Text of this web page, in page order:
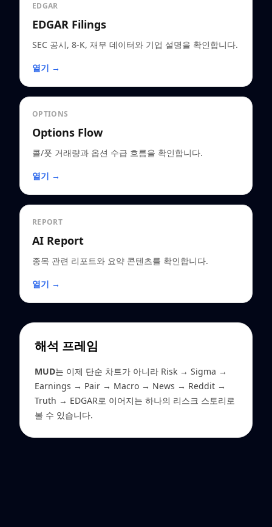
EDGAR
EDGAR Filings
SEC 공시, 8-K, 재무 데이터와 기업 설명을 확인합니다.
열기 →
OPTIONS
Options Flow
콜/풋 거래량과 옵션 수급 흐름을 확인합니다.
열기 →
REPORT
AI Report
종목 관련 리포트와 요약 콘텐츠를 확인합니다.
열기 →
해석 프레임
MUD는 이제 단순 차트가 아니라 Risk → Sigma →
Earnings → Pair → Macro → News → Reddit →
Truth → EDGAR로 이어지는 하나의 리스크 스토리로
볼 수 있습니다.